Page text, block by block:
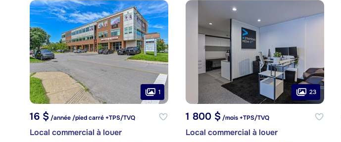
1
16 $/année /pied carré +TPS/TVQ
Local commercial à louer
23
1 800 $/mois +TPS/TVQ
Local commercial à louer